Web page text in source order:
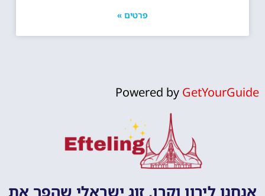
פרטים »
Powered by GetYourGuide
אנחנו לירון וקרן, זוג ישראלי שהפך את